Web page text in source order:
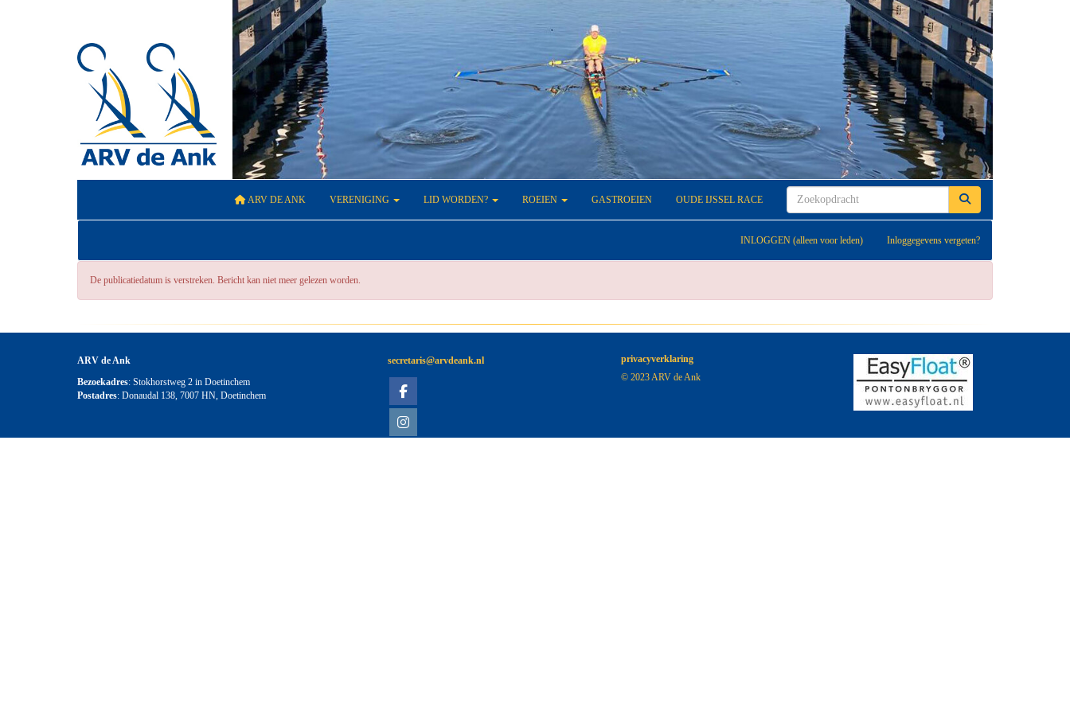
ARV DE ANK VERENIGING LID WORDEN? ROEIEN GASTROEIEN OUDE IJSSEL RACE
INLOGGEN (alleen voor leden) Inloggegevens vergeten?
De publicatiedatum is verstreken. Bericht kan niet meer gelezen worden.
ARV de Ank
Bezoekadres: Stokhorstweg 2 in Doetinchem
Postadres: Donaudal 138, 7007 HN, Doetinchem
siraterces@arvdeank.nl
privacyverklaring
© 2023 ARV de Ank